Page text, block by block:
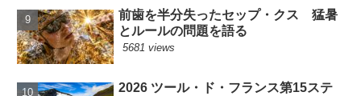
前歯を半分失ったセップ・クス 猛暑
とルールの問題を語る
5681 views
2026 ツール・ド・フランス第15ステ